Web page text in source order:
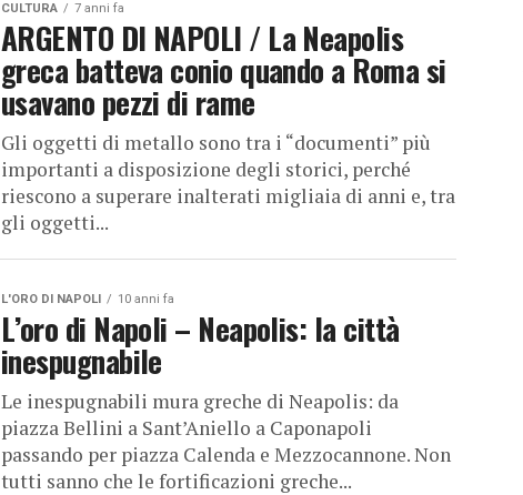
CULTURA 7 anni fa
ARGENTO DI NAPOLI / La Neapolis
greca batteva conio quando a Roma si
usavano pezzi di rame
Gli oggetti di metallo sono tra i “documenti” più
importanti a disposizione degli storici, perché
riescono a superare inalterati migliaia di anni e, tra
gli oggetti...
L'ORO DI NAPOLI 10 anni fa
L’oro di Napoli – Neapolis: la città
inespugnabile
Le inespugnabili mura greche di Neapolis: da
piazza Bellini a Sant’Aniello a Caponapoli
passando per piazza Calenda e Mezzocannone. Non
tutti sanno che le fortificazioni greche...